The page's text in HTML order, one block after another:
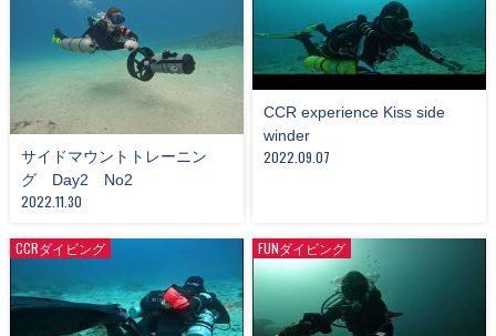
サイドマウントトレーニン
グ Day2 No2
2022.11.30
CCR experience Kiss side
winder
2022.09.07
CCRダイビング FUNダイビング